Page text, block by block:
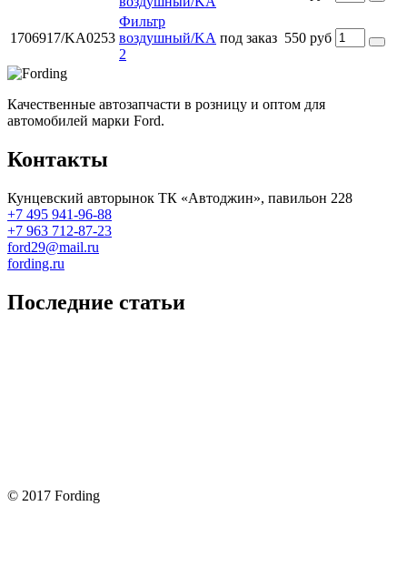
1706917/KA0253
Фильтр
воздушный/KA
2
под заказ 550 руб
Качественные автозапчасти в розницу и оптом для
автомобилей марки Ford.
Контакты
Кунцевский авторынок ТК «Автоджин», павильон 228
+7 495 941-96-88
+7 963 712-87-23
ford29@mail.ru
fording.ru
Последние статьи
© 2017 Fording